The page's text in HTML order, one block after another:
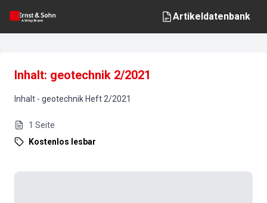
Artikeldatenbank
Inhalt: geotechnik 2/2021
Inhalt - geotechnik Heft 2/2021
1 Seite
Kostenlos lesbar